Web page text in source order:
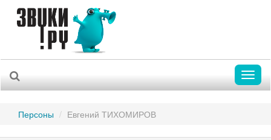
Персоны Евгений ТИХОМИРОВ